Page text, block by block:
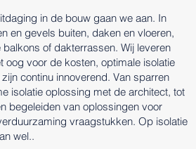
in de bouw gaan we aan. In
en gevels buiten, daken en vloeren,
of dakterrassen. Wij leveren
oog voor de kosten, optimale isolatie
continu innoverend. Van sparren
isolatie oplossing met de architect, tot
begeleiden van oplossingen voor
vraagstukken. Op isolatie
wel..